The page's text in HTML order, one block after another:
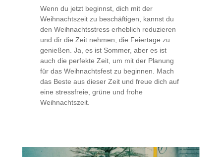
Wenn du jetzt beginnst, dich mit der
Weihnachtszeit zu beschäftigen, kannst du
den Weihnachtsstress erheblich reduzieren
und dir die Zeit nehmen, die Feiertage zu
genießen. Ja, es ist Sommer, aber es ist
auch die perfekte Zeit, um mit der Planung
für das Weihnachtsfest zu beginnen. Mach
das Beste aus dieser Zeit und freue dich auf
eine stressfreie, grüne und frohe
Weihnachtszeit.